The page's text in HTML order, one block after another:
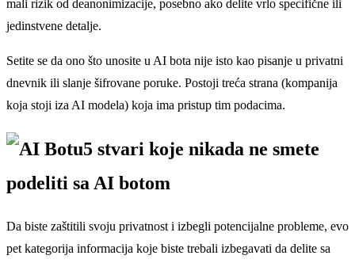
mali rizik od deanonimizacije, posebno ako delite vrlo specifične ili
jedinstvene detalje.
Setite se da ono što unosite u AI bota nije isto kao pisanje u privatni
dnevnik ili slanje šifrovane poruke. Postoji treća strana (kompanija
koja stoji iza AI modela) koja ima pristup tim podacima.
5 stvari koje nikada ne smete
podeliti sa AI botom
Da biste zaštitili svoju privatnost i izbegli potencijalne probleme, evo
pet kategorija informacija koje biste trebali izbegavati da delite sa